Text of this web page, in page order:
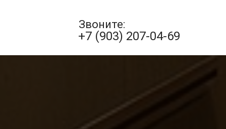
+7 (903) 207-04-69
Звоните: